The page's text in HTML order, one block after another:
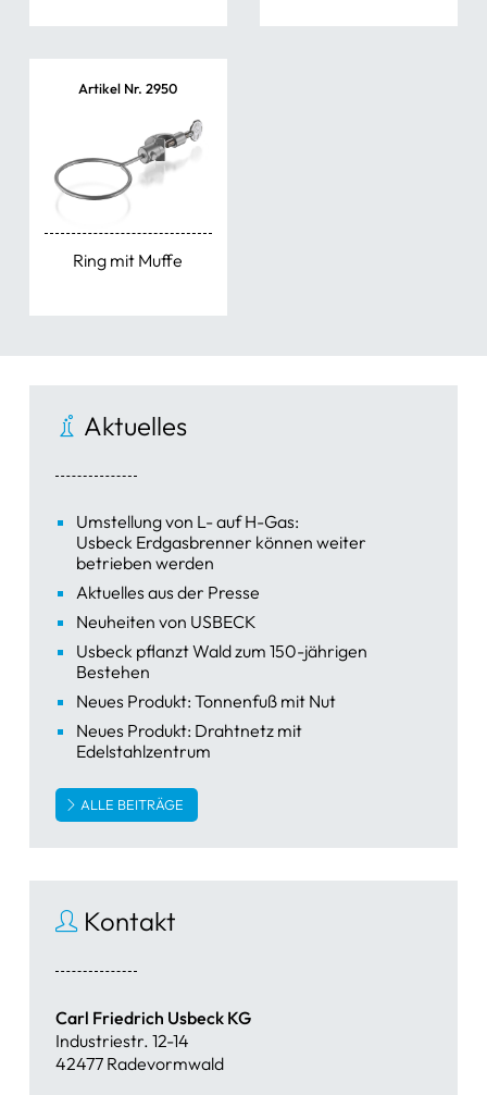
Artikel Nr. 2950
Ring mit Muffe
Aktuelles
Umstellung von L- auf H-Gas:
Usbeck Erdgasbrenner können weiter
betrieben werden
Aktuelles aus der Presse
Neuheiten von USBECK
Usbeck pflanzt Wald zum 150-jährigen
Bestehen
Neues Produkt: Tonnenfuß mit Nut
Neues Produkt: Drahtnetz mit
Edelstahlzentrum
ALLE BEITRÄGE
Kontakt
Carl Friedrich Usbeck KG
Industriestr. 12-14
42477 Radevormwald